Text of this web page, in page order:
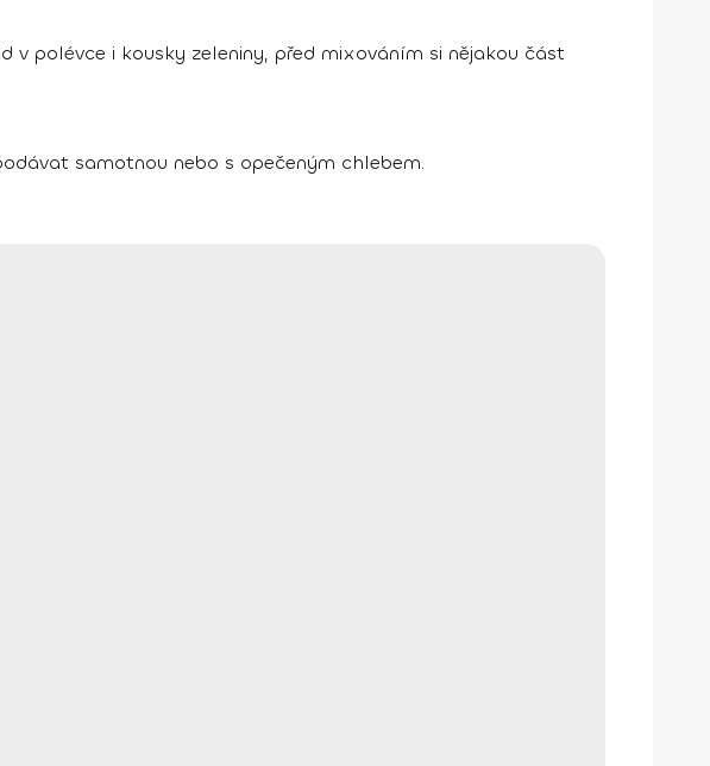
v polévce i kousky zeleniny, před mixováním si nějakou část
samotnou nebo s opečeným chlebem.